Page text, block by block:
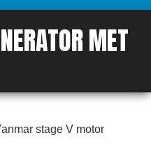
MET
stage V motor